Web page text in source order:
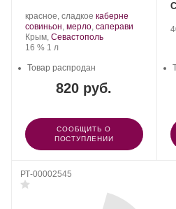
Производитель:
Любимый
город
ЛТД.
красное, сладкое .
Сорт
винограда:
каберне
совиньон, мерло, саперави
Регион:
Крым, Севастополь
Крепость
16 %. Объем
1 л
820 руб.
Товар распродан
СООБЩИТЬ О
ПОСТУПЛЕНИИ
.
РТ-00002545